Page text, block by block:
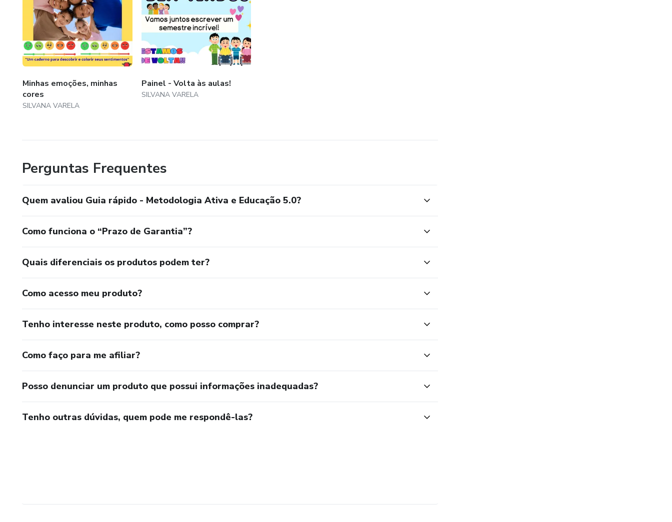
Minhas emoções, minhas
cores
SILVANA VARELA
Painel - Volta às aulas!
SILVANA VARELA
Perguntas Frequentes
Quem avaliou Guia rápido - Metodologia Ativa e Educação 5.0?
Como funciona o “Prazo de Garantia”?
Quais diferenciais os produtos podem ter?
Como acesso meu produto?
Tenho interesse neste produto, como posso comprar?
Como faço para me afiliar?
Posso denunciar um produto que possui informações inadequadas?
Tenho outras dúvidas, quem pode me respondê-las?